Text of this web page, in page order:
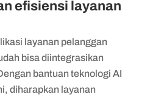
efisiensi layanan
layanan pelanggan
bisa diintegrasikan
bantuan teknologi AI
diharapkan layanan